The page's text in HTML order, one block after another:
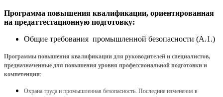
Программа повышения квалификации, ориентированная
на предаттестационную подготовку:
Общие требования промышленной безопасности (А.1.)
Программы повышения квалификации для руководителей и специалистов,
предназначенные для повышения уровня профессиональной подготовки и
компетенции:
Охрана труда и промышленная безопасность. Последние изменения в